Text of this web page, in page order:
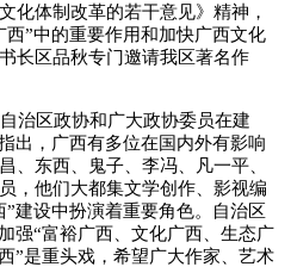
化体制改革的若干意见》精神，
”中的重要作用和加快广西文化
长区品秋专门邀请我区著名作
治区政协和广大政协委员在建
出，广西有多位在国内外有影响
、东西、鬼子、李冯、凡一平、
，他们大都集文学创作、影视编
建设中扮演着重要角色。自治区
强“富裕广西、文化广西、生态广
”是重头戏，希望广大作家、艺术